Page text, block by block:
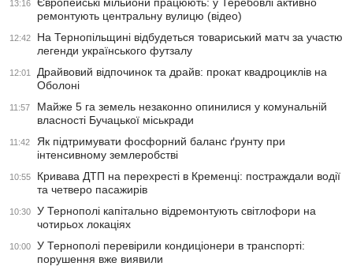
13:16
Європейські мільйони працюють: у Теребовлі активно
ремонтують центральну вулицю (відео)
12:42
На Тернопільщині відбудеться товариський матч за участю
легенди українського футзалу
12:01
Драйвовий відпочинок та драйв: прокат квадроциклів на
Оболоні
11:57
Майже 5 га земель незаконно опинилися у комунальній
власності Бучацької міськради
11:42
Як підтримувати фосфорний баланс ґрунту при
інтенсивному землеробстві
10:55
Кривава ДТП на перехресті в Кременці: постраждали водії
та четверо пасажирів
10:30
У Тернополі капітально відремонтують світлофори на
чотирьох локаціях
10:00
У Тернополі перевірили кондиціонери в транспорті:
порушення вже виявили